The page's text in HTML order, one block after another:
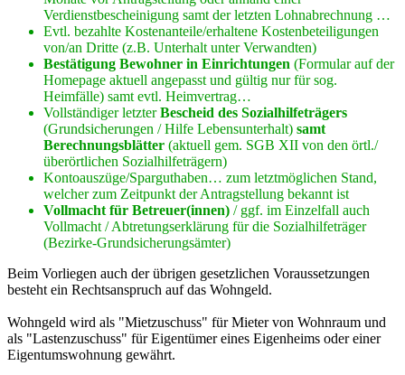
Verdienstbescheinigung samt der letzten Lohnabrechnung …
Evtl. bezahlte Kostenanteile/erhaltene Kostenbeteiligungen
von/an Dritte (z.B. Unterhalt unter Verwandten)
Bestätigung Bewohner in Einrichtungen (Formular auf der
Homepage aktuell angepasst und gültig nur für sog.
Heimfälle) samt evtl. Heimvertrag…
Vollständiger letzterBescheid des Sozialhilfeträgers
(Grundsicherungen / Hilfe Lebensunterhalt) samt
Berechnungsblätter (aktuell gem. SGB XII von den örtl./
überörtlichen Sozialhilfeträgern)
Kontoauszüge/Sparguthaben… zum letztmöglichen Stand,
welcher zum Zeitpunkt der Antragstellung bekannt ist
Vollmacht für Betreuer(innen) / ggf. im Einzelfall auch
Vollmacht / Abtretungserklärung für die Sozialhilfeträger
(Bezirke-Grundsicherungsämter)
Beim Vorliegen auch der übrigen gesetzlichen Voraussetzungen
besteht ein Rechtsanspruch auf das Wohngeld.
Wohngeld wird als "Mietzuschuss" für Mieter von Wohnraum und
als "Lastenzuschuss" für Eigentümer eines Eigenheims oder einer
Eigentumswohnung gewährt.